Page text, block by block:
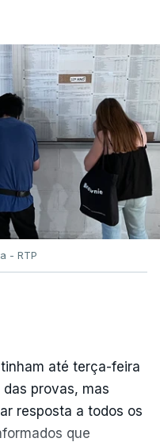
- RTP
até terça-feira
provas, mas
resposta a todos os
que